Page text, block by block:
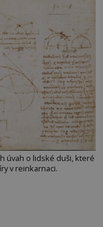
úvah o lidské duši, které
v reinkarnaci.